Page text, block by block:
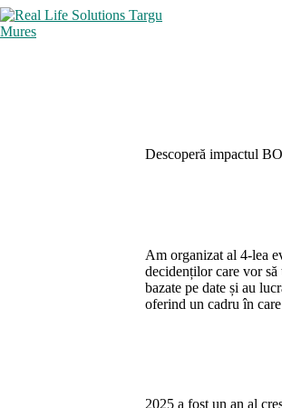
Sari
la
conținut
Descoperă impactul
Am organizat al 4-lea
decidenților care vor să
bazate pe date și au
oferind un cadru în
2025 a fost un an al